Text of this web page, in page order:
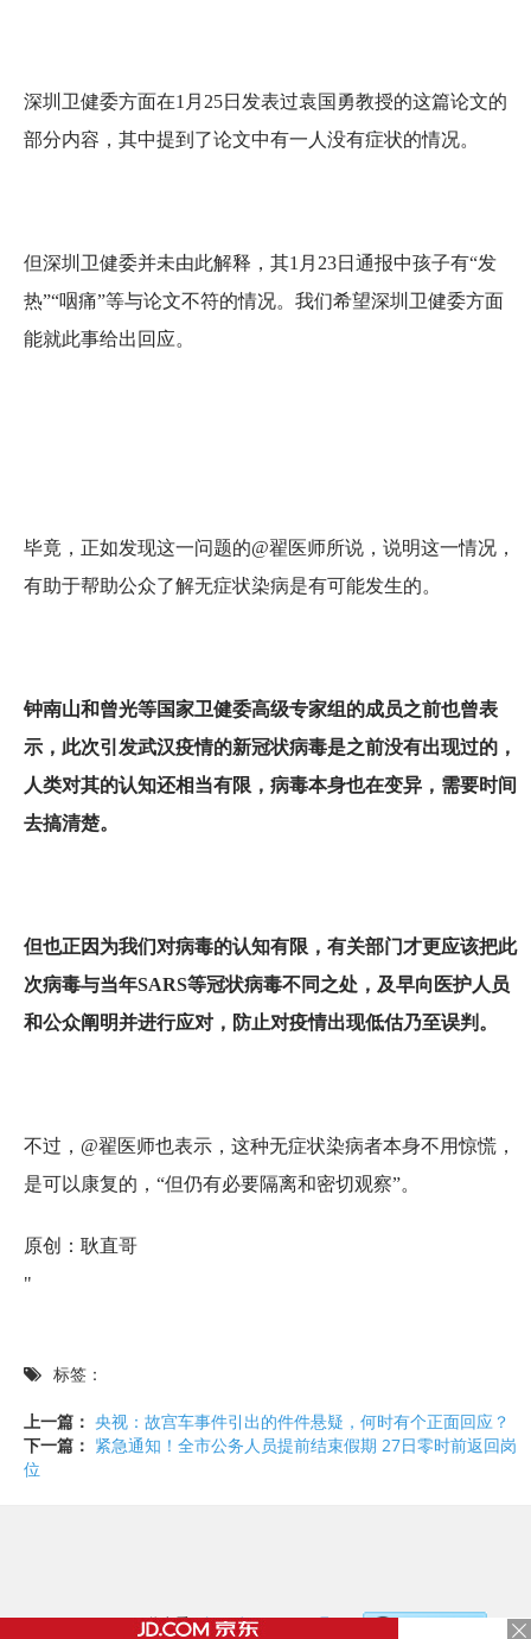
深圳卫健委方面在1月25日发表过袁国勇教授的这篇论文的
部分内容，其中提到了论文中有一人没有症状的情况。
但深圳卫健委并未由此解释，其1月23日通报中孩子有“发
热”“咽痛”等与论文不符的情况。我们希望深圳卫健委方面
能就此事给出回应。
毕竟，正如发现这一问题的@翟医师所说，说明这一情况，
有助于帮助公众了解无症状染病是有可能发生的。
钟南山和曾光等国家卫健委高级专家组的成员之前也曾表
示，此次引发武汉疫情的新冠状病毒是之前没有出现过的，
人类对其的认知还相当有限，病毒本身也在变异，需要时间
去搞清楚。
但也正因为我们对病毒的认知有限，有关部门才更应该把此
次病毒与当年SARS等冠状病毒不同之处，及早向医护人员
和公众阐明并进行应对，防止对疫情出现低估乃至误判。
不过，@翟医师也表示，这种无症状染病者本身不用惊慌，
是可以康复的，“但仍有必要隔离和密切观察”。
原创：耿直哥
"
标签：
上一篇： 央视：故宫车事件引出的件件悬疑，何时有个正面回应？
下一篇： 紧急通知！全市公务人员提前结束假期 27日零时前返回岗
位
©2017 - 2020 / 信息看 /粤ICP备17153186号-2，